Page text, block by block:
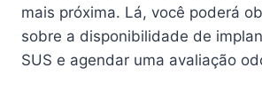
mais próxima. Lá, você poderá
sobre a disponibilidade de
SUS e agendar uma avaliação